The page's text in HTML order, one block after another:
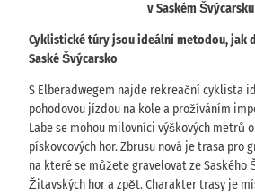
v Saském Švýcarsku
Cyklistické túry jsou ideální metodou, jak
Saské Švýcarsko
S Elberadwegem najde rekreační cyklista
pohodovou jízdou na kole a prožíváním
Labe se mohou milovníci výškových metrů
pískovcových hor. Zbrusu nová je trasa pro
na které se můžete gravelovat ze Saského
Žitavských hor a zpět. Charakter trasy je